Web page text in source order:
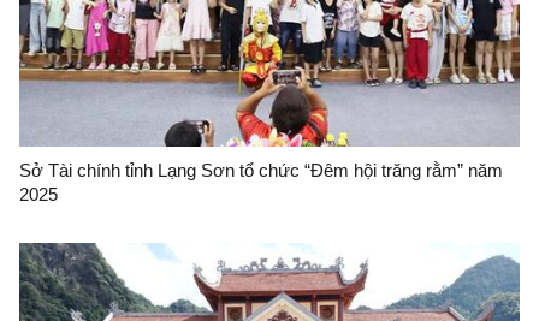
Sở Tài chính tỉnh Lạng Sơn tổ chức “Đêm hội trăng rằm” năm
2025